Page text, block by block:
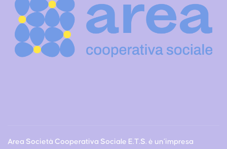
Area Società Cooperativa Sociale E.T.S. è un’impresa